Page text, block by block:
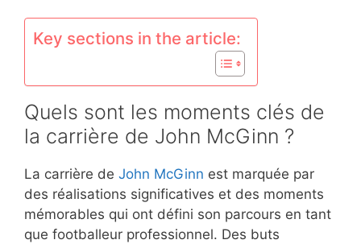
Key sections in the article:
Quels sont les moments clés de
la carrière de John McGinn ?
La carrière de John McGinn est marquée par
des réalisations significatives et des moments
mémorables qui ont défini son parcours en tant
que footballeur professionnel. Des buts